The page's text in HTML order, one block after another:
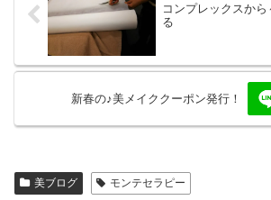
コンプレックスか
る
新春の♪美メイククーポン発行！
美ブログ モンテセラピー